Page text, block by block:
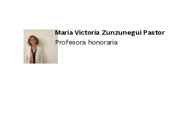
Maria Victoria Zunzunegui Pastor
Profesora honoraria